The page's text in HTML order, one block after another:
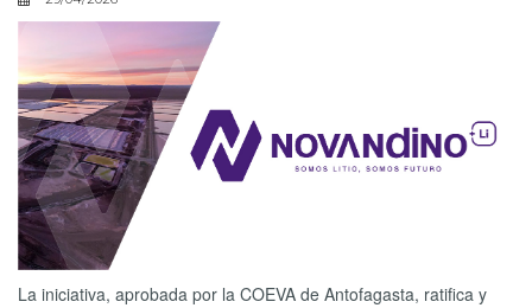
La iniciativa, aprobada por la COEVA de Antofagasta, ratifica y